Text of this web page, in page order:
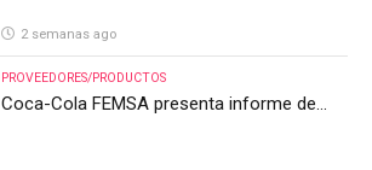
2 semanas ago
PROVEEDORES/PRODUCTOS
Coca-Cola FEMSA presenta informe de